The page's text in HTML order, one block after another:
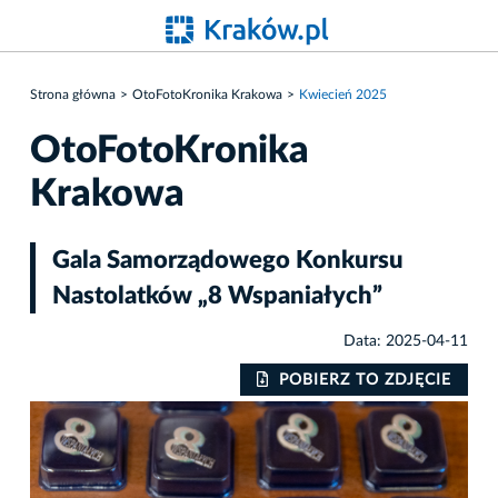
Strona główna OtoFotoKronika Krakowa Kwiecień 2025
OtoFotoKronika
Krakowa
Gala Samorządowego Konkursu
Nastolatków „8 Wspaniałych”
Data: 2025-04-11
POBIERZ TO ZDJĘCIE